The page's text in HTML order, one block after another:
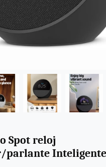
Spot reloj
parlante